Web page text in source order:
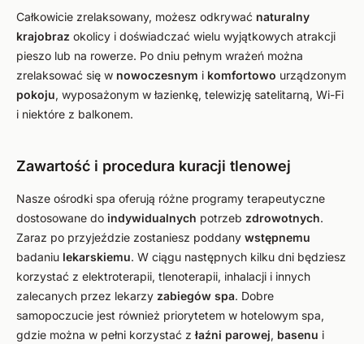
Całkowicie zrelaksowany, możesz odkrywać naturalny
krajobraz okolicy i doświadczać wielu wyjątkowych atrakcji
pieszo lub na rowerze. Po dniu pełnym wrażeń można
zrelaksować się w nowoczesnym i komfortowo urządzonym
pokoju, wyposażonym w łazienkę, telewizję satelitarną, Wi-Fi
i niektóre z balkonem.
Zawartość i procedura kuracji tlenowej
Nasze ośrodki spa oferują różne programy terapeutyczne
dostosowane do indywidualnych potrzeb zdrowotnych.
Zaraz po przyjeździe zostaniesz poddany wstępnemu
badaniu lekarskiemu. W ciągu następnych kilku dni będziesz
korzystać z elektroterapii, tlenoterapii, inhalacji i innych
zalecanych przez lekarzy zabiegów spa. Dobre
samopoczucie jest również priorytetem w hotelowym spa,
gdzie można w pełni korzystać z łaźni parowej, basenu i